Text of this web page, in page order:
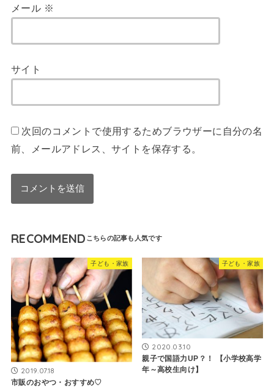
メール ※
サイト
次回のコメントで使用するためブラウザーに自分の名
前、メールアドレス、サイトを保存する。
RECOMMEND
子ども・家族
2019.07.18
市販のおやつ・おすすめ♡
子ども・家族
2020.03.10
親子で国語力UP？！ 【小学校高学
年～高校生向け】